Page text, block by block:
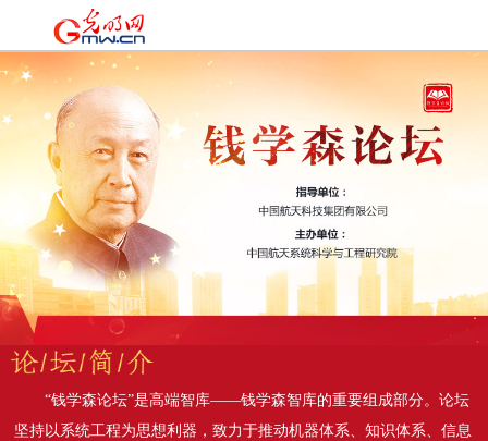
时政 国际 科技
教育 经济 | 生活 | 法治 | 更多+
“钱学森论坛”是高端智库——钱学森智库的重要组成部分。论坛
坚持以系统工程为思想利器，致力于推动机器体系、知识体系、信息